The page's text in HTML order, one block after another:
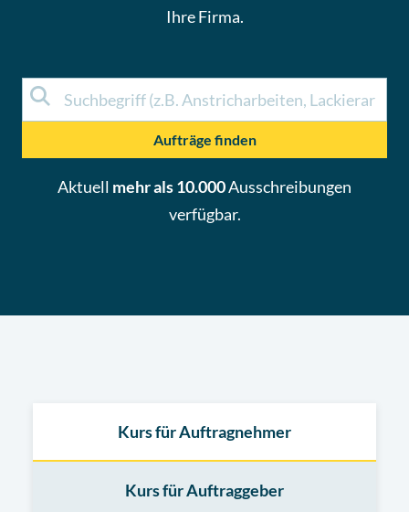
Ihre Firma.
Aufträge finden
Aktuell mehr als 10.000Ausschreibungen
verfügbar.
Kurs für Auftragnehmer
Kurs für Auftraggeber